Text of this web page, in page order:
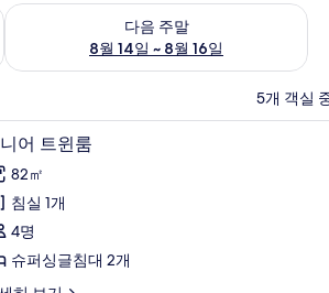
8월 9일
다음 주말
8월 14일 ~ 8월 16일
다음 주말 예약 가능 여부 확인, 8월 14일 ~
5개 객실
구, 메모리폼 침대, 객실 내 금고 주니어 트윈룸 | 이
6 어 트윈룸
82㎡
침실 1개
4명
슈퍼싱글침대 2개